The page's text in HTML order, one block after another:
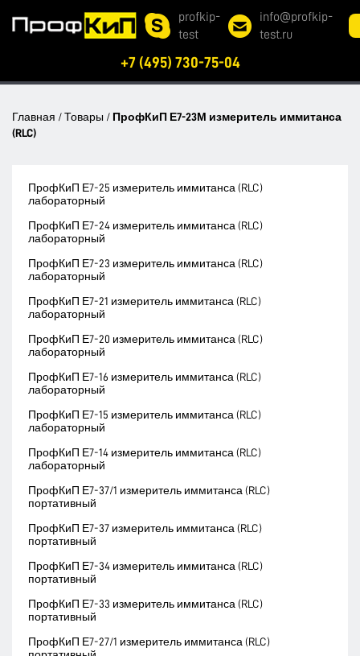
profkip-
test
info@profkip-
test.ru
+7 (495) 730-75-04
Главная / Товары / ПрофКиП Е7-23М измеритель иммитанса
(RLC)
ПрофКиП Е7-25 измеритель иммитанса (RLC)
лабораторный
ПрофКиП Е7-24 измеритель иммитанса (RLC)
лабораторный
ПрофКиП Е7-23 измеритель иммитанса (RLC)
лабораторный
ПрофКиП Е7-21 измеритель иммитанса (RLC)
лабораторный
ПрофКиП Е7-20 измеритель иммитанса (RLC)
лабораторный
ПрофКиП Е7-16 измеритель иммитанса (RLC)
лабораторный
ПрофКиП Е7-15 измеритель иммитанса (RLC)
лабораторный
ПрофКиП Е7-14 измеритель иммитанса (RLC)
лабораторный
ПрофКиП Е7-37/1 измеритель иммитанса (RLC)
портативный
ПрофКиП Е7-37 измеритель иммитанса (RLC)
портативный
ПрофКиП Е7-34 измеритель иммитанса (RLC)
портативный
ПрофКиП Е7-33 измеритель иммитанса (RLC)
портативный
ПрофКиП Е7-27/1 измеритель иммитанса (RLC)